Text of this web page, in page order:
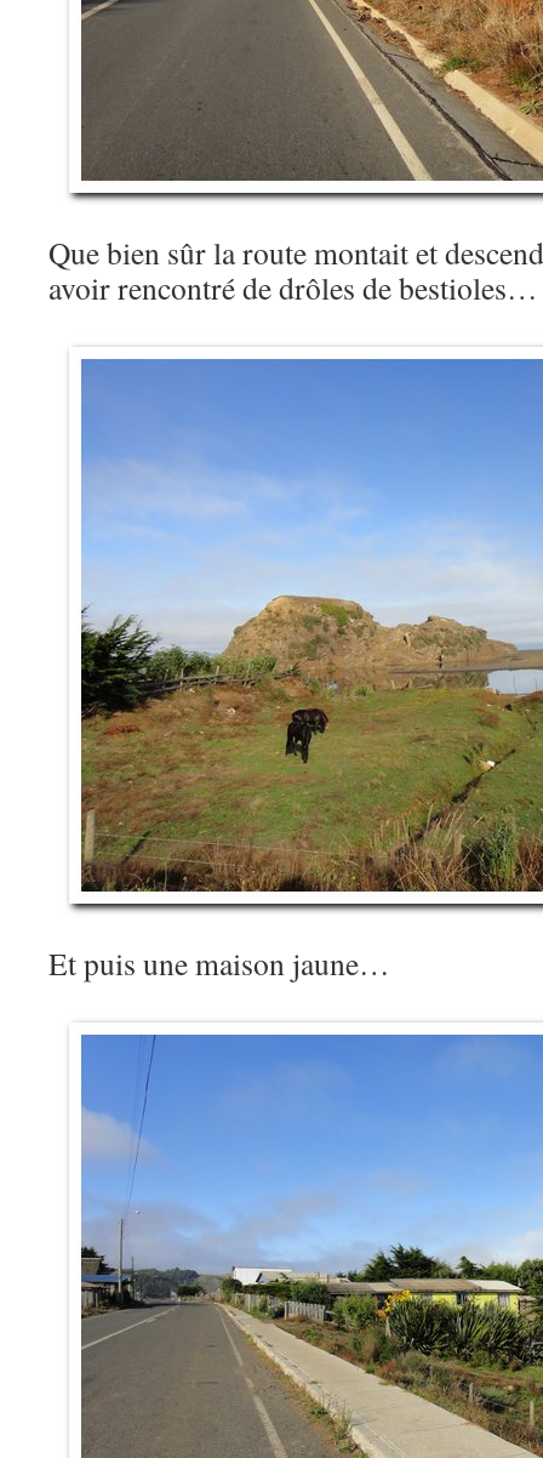
Que bien sûr la route montait et
avoir rencontré de drôles de bestioles…
Et puis une maison jaune…